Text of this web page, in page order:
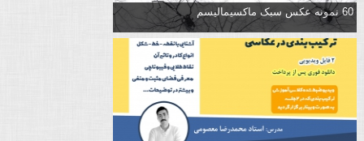
60 نمونه عکس سبک ماکسیمالیسم